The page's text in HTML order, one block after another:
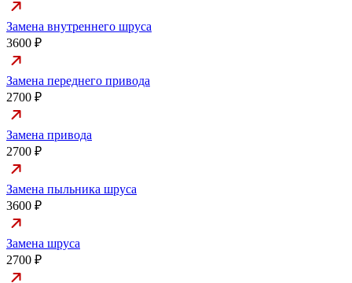
Замена внутреннего шруса
3600 ₽
Замена переднего привода
2700 ₽
Замена привода
2700 ₽
Замена пыльника шруса
3600 ₽
Замена шруса
2700 ₽